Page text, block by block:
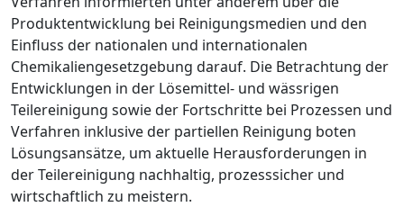
Produktentwicklung bei Reinigungsmedien und den
Einfluss der nationalen und internationalen
Chemikaliengesetzgebung darauf. Die Betrachtung der
Entwicklungen in der Lösemittel- und wässrigen
Teilereinigung sowie der Fortschritte bei Prozessen und
Verfahren inklusive der partiellen Reinigung boten
Lösungsansätze, um aktuelle Herausforderungen in
der Teilereinigung nachhaltig, prozesssicher und
wirtschaftlich zu meistern.